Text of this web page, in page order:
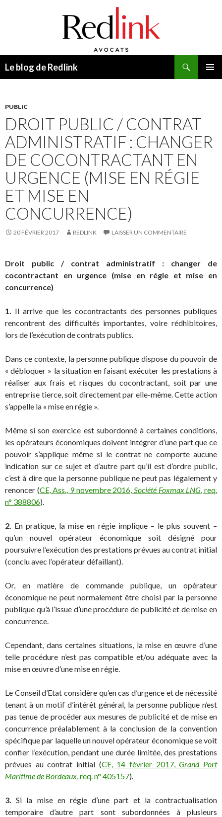
Le blog de Redlink
PUBLIC
DROIT PUBLIC / CONTRAT
ADMINISTRATIF : CHANGER
DE COCONTRACTANT EN
URGENCE (MISE EN RÉGIE
ET MISE EN
CONCURRENCE)
20 FÉVRIER 2017 REDLINK LAISSER UN COMMENTAIRE
Droit public / contrat administratif : changer de
cocontractant en urgence (mise en régie et mise en
concurrence)
1. Il arrive que les cocontractants des personnes publiques
rencontrent des difficultés importantes, voire rédhibitoires,
lors de l’exécution de contrats publics.
Dans ce contexte, la personne publique dispose du pouvoir de
« débloquer » la situation en faisant exécuter les prestations à
réaliser aux frais et risques du cocontractant, soit par une
entreprise tierce, soit directement par elle-même. Cette action
s’appelle la « mise en régie ».
Même si son exercice est subordonné à certaines conditions,
les opérateurs économiques doivent intégrer d’une part que ce
pouvoir s’applique même si le contrat ne comporte aucune
indication sur ce sujet et d’autre part qu’il est d’ordre public,
c’est à dire que la personne publique ne peut pas légalement y
renoncer (CE, Ass., 9 novembre 2016,Société Foxmax LNG, req.
n° 388806).
2. En pratique, la mise en régie implique – le plus souvent –
qu’un nouvel opérateur économique soit désigné pour
poursuivre l’exécution des prestations prévues au contrat initial
(conclu avec l’opérateur défaillant).
Or, en matière de commande publique, un opérateur
économique ne peut normalement être choisi par la personne
publique qu’à l’issue d’une procédure de publicité et de mise en
concurrence.
Cependant, dans certaines situations, la mise en œuvre d’une
telle procédure n’est pas compatible et/ou adéquate avec la
mise en œuvre d’une mise en régie.
Le Conseil d’Etat considère qu’en cas d’urgence et de nécessité
tenant à un motif d’intérêt général, la personne publique n’est
pas tenue de procéder aux mesures de publicité et de mise en
concurrence préalablement à la conclusion de la convention
spécifique par laquelle un nouvel opérateur économique se voit
confier l’exécution, pendant une durée limitée, des prestations
prévues au contrat initial (CE, 14 février 2017,Grand Port
Maritime de Bordeaux, req. n° 405157).
3. Si la mise en régie d’une part et la contractualisation
temporaire d’autre part sont subordonnées à plusieurs